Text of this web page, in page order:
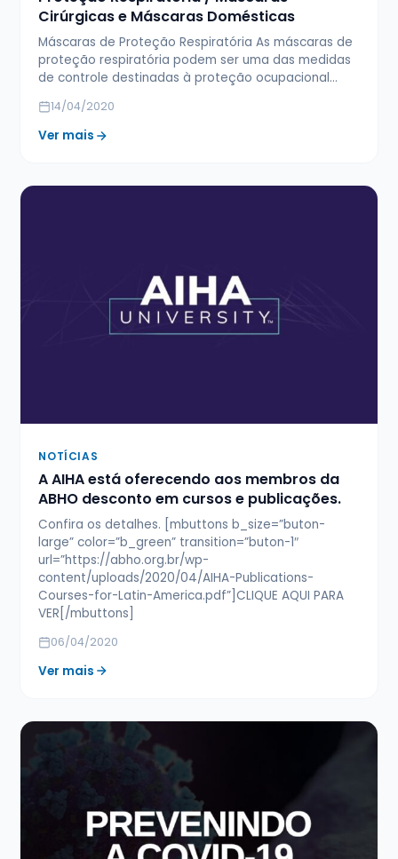
Cirúrgicas e Máscaras Domésticas
Máscaras de Proteção Respiratória As máscaras de
proteção respiratória podem ser uma das medidas
de controle destinadas à proteção ocupacional…
14/04/2020
Ver mais
NOTÍCIAS
A AIHA está oferecendo aos membros da
ABHO desconto em cursos e publicações.
Confira os detalhes. [mbuttons b_size=”buton-
large” color=”b_green” transition=”buton-1″
url=”https://abho.org.br/wp-
content/uploads/2020/04/AIHA-Publications-
Courses-for-Latin-America.pdf”]CLIQUE AQUI PARA
VER[/mbuttons]
06/04/2020
Ver mais